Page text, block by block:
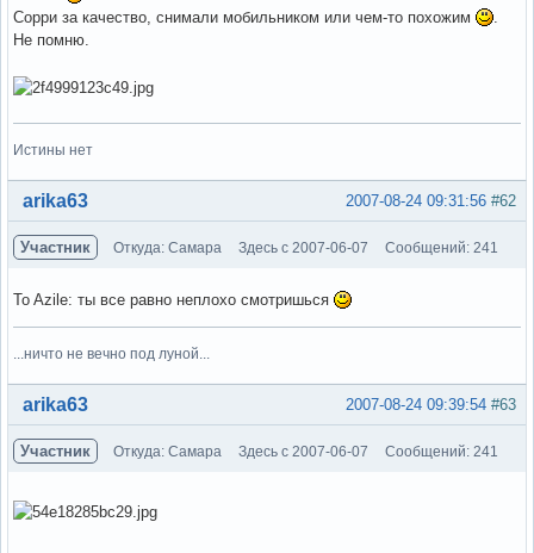
Сорри за качество, снимали мобильником или чем-то похожим
Не помню.
Истины нет
Вне форума #62
2007-08-24 09:31:56
arika63
Участник Откуда: Самара Здесь с 2007-06-07 Сообщений: 241
To Azile: ты все равно неплохо смотришься
...ничто не вечно под луной...
Вне форума #63
2007-08-24 09:39:54
arika63
Участник Откуда: Самара Здесь с 2007-06-07 Сообщений: 241